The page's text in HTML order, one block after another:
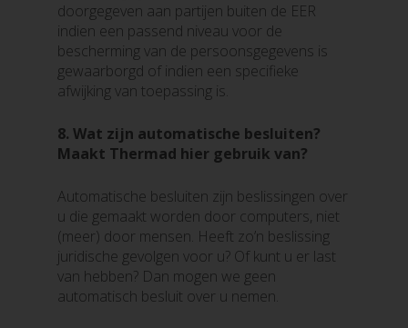
doorgegeven aan partijen buiten de EER
indien een passend niveau voor de
bescherming van de persoonsgegevens is
gewaarborgd of indien een specifieke
afwijking van toepassing is.
8. Wat zijn automatische besluiten?
Maakt Thermad hier gebruik van?
Automatische besluiten zijn beslissingen over
u die gemaakt worden door computers, niet
(meer) door mensen. Heeft zo’n beslissing
juridische gevolgen voor u? Of kunt u er last
van hebben? Dan mogen we geen
automatisch besluit over u nemen.